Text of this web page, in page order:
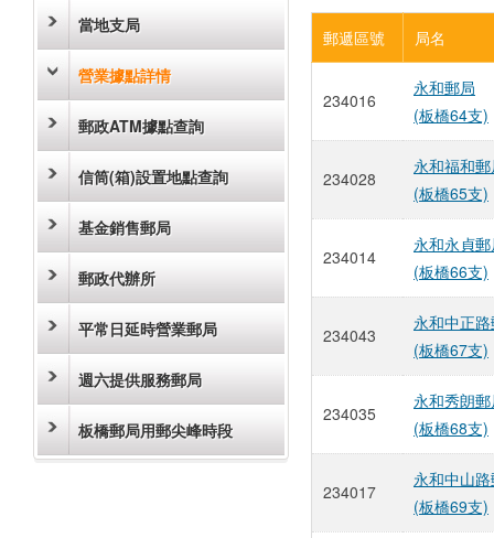
當地支局
營業據點詳情
郵政ATM據點查詢
信筒(箱)設置地點查詢
基金銷售郵局
郵政代辦所
平常日延時營業郵局
週六提供服務郵局
板橋郵局用郵尖峰時段
郵遞區號 局名
234016
永和郵局
(板橋64支)
234028
永和福和
(板橋65支)
234014
永和永貞
(板橋66支)
234043
永和中正
(板橋67支)
234035
永和秀朗
(板橋68支)
234017
永和中山
(板橋69支)